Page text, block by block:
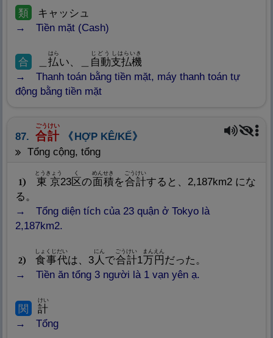
類
キャッシュ
Tiền mặt (Cash)
合
Nghĩa: Hợp, vừa ý, hợp lại
払
はら
い、＿ 自動
Nghĩa: Động đậy, cử động, hoạt
じどう
支払機
しはらいき
Thanh toán bằng tiền mặt, máy thanh toán tự
động bằng tiền mặt
87.
合
Nghĩa: Hợp, vừa ý, hợp lại
計
ごうけい
HỢP KÊ/KẾ
tổng cộng, tổng
1 東 京
とうきょう
23区
く
の面積
めんせき
を合計
ごうけい
すると、2,187km2 にな
る。
Tổng diện tích của 23 quận ở Tokyo là
2,187km2.
2 食事代
しょくじだい
は、3 人
にん
で合計
ごうけい
1万 円
まんえん
だった。
Tiền ăn tổng 3 người là 1 vạn yên ạ.
関 計
けい
Tổng